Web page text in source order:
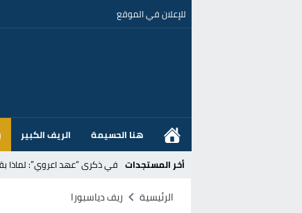
للإعلان في الموقع
هنا الحسيمة الريف الكبير
أخر المستجدات في ذكرى “عهد اعروي”: لماذا
إسبانيا تلوّح بـإجراءات
الرئيسية ريف دياسبورا